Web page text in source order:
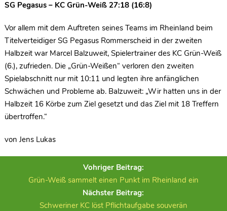
SG Pegasus – KC Grün-Weiß 27:18 (16:8)
Vor allem mit dem Auftreten seines Teams im Rheinland beim
Titelverteidiger SG Pegasus Rommerscheid in der zweiten
Halbzeit war Marcel Balzuweit, Spielertrainer des KC Grün-Weiß
(6.), zufrieden. Die „Grün-Weißen“ verloren den zweiten
Spielabschnitt nur mit 10:11 und legten ihre anfänglichen
Schwächen und Probleme ab. Balzuweit: „Wir hatten uns in der
Halbzeit 16 Körbe zum Ziel gesetzt und das Ziel mit 18 Treffern
übertroffen.“
von Jens Lukas
Vohriger Beitrag:
Grün-Weiß sammelt einen Punkt im Rheinland ein
Nächster Beitrag:
Schweriner KC löst Pflichtaufgabe souverän